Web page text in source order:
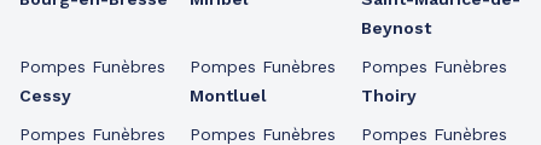
Pompes Funèbres
Cessy
Pompes Funèbres
Pompes Funèbres
Montluel
Pompes Funèbres
Beynost
Pompes Funèbres
Thoiry
Pompes Funèbres